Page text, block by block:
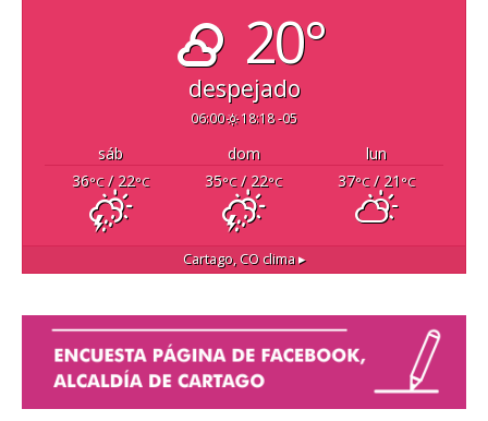
20°
despejado
06:00 18:18 -05
sáb dom
lun
36°C/ 22°C 35°C/ 22°C 37°C/ 21 °C
Cartago, COclima ▸